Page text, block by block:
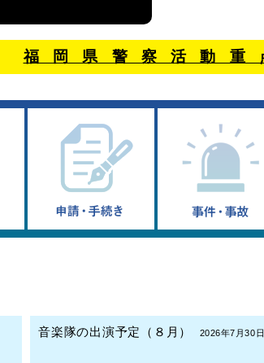
福岡県警察活動重
音楽隊の出演予定（８月） 2026年7月30日